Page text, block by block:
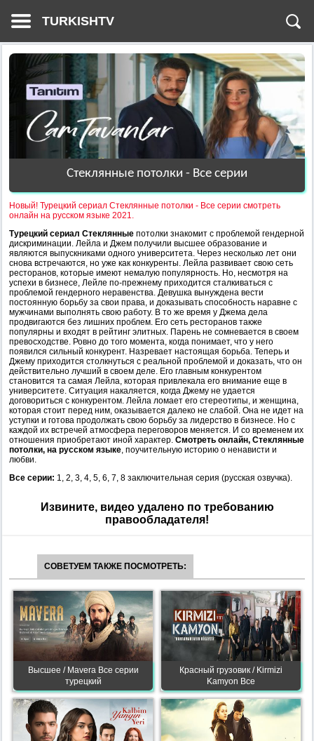
TURKISHTV
Стеклянные потолки - Все серии
Новый! Турецкий сериал Стеклянные потолки - Все серии смотреть
онлайн на русском языке 2021.
Турецкий сериал Стеклянные потолки знакомит с проблемой гендерной
дискриминации. Лейла и Джем получили высшее образование и
являются выпускниками одного университета. Через несколько лет они
снова встречаются, но уже как конкуренты. Лейла развивает свою сеть
ресторанов, которые имеют немалую популярность. Но, несмотря на
успехи в бизнесе, Лейле по-прежнему приходится сталкиваться с
проблемой гендерного неравенства. Девушка вынуждена вести
постоянную борьбу за свои права, и доказывать способность наравне с
мужчинами выполнять свою работу. В то же время у Джема дела
продвигаются без лишних проблем. Его сеть ресторанов также
популярны и входят в рейтинг элитных. Парень не сомневается в своем
превосходстве. Ровно до того момента, когда понимает, что у него
появился сильный конкурент. Назревает настоящая борьба. Теперь и
Джему приходится столкнуться с реальной проблемой и доказать, что он
действительно лучший в своем деле. Его главным конкурентом
становится та самая Лейла, которая привлекала его внимание еще в
университете. Ситуация накаляется, когда Джему не удается
договориться с конкурентом. Лейла ломает его стереотипы, и женщина,
которая стоит перед ним, оказывается далеко не слабой. Она не идет на
уступки и готова продолжать свою борьбу за лидерство в бизнесе. Но с
каждой их встречей атмосфера переговоров меняется. И со временем их
отношения приобретают иной характер. Смотреть онлайн, Стеклянные
потолки, на русском языке, поучительную историю о ненависти и
любви.
Все серии: 1, 2, 3, 4, 5, 6, 7, 8 заключительная серия (русская озвучка).
Извините, видео удалено по требованию
правообладателя!
СОВЕТУЕМ ТАКЖЕ ПОСМОТРЕТЬ:
Высшее / Mavera Все серии
турецкий
Красный грузовик / Kirmizi
Kamyon Все